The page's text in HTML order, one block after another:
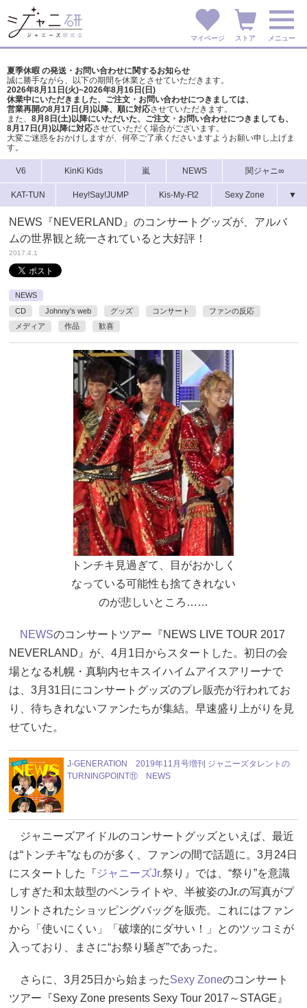
マイページ ストア メニュー
夏季休暇 の発送・お問い合わせに関するお知らせ
誠に勝手ながら、以下の期間を休業とさせていただきます。
2026年8月11日(火)~2026年8月16日(日)
休業中にいただきました、ご注文・お問い合わせにつきましては、
営業再開の8月17日(月)以降、順に対応させていただきます。
また、 8月8日(土)以降にいただいた、ご注文・ お問い合わせにつきましても、
8月17日(月)以降に対応させていただく場合がございます。
大変ご迷惑をおかけしますが、 何卒ご了承くださいますようお願い申し上げま
す。
V6 KinKi Kids 嵐 NEWS 関ジャニ∞
KAT-TUN Hey!Say!JUMP Kis-My-Ft2 Sexy Zone ▼
NEWS『NEVERLAND』のコンサートグッズが、アルバ
ムの世界観と統一されていると大好評！
2017.4.1
NEWS
CD
Johnny's web グッズ コンサート
ファンの反応
メディア
作品 歓喜
トンチキ見過ぎて、目がおかしく
なっている可能性も捨てきれない
のが悲しいところ……
NEWSのコンサートツアー『NEWS LIVE TOUR 2017
NEVERLAND』が、4月1日からスタートした。初日の会
場となる札幌・真駒内セキスイハイムアイスアリーナで
は、3月31日にコンサートグッズのプレ販売が行われてお
り、待ちきれないファンたちが集結。早速盛り上がりを見
せていた。
J-GENERATION 2019年11月号増刊 ジャニーズタレントの
TURNINGPOINT⑪ NEWS
ジャニーズアイドルのコンサートグッズといえば、最近
は“トンチキ”なものが多く、ファンの間で話題に。3月24日
にスタートした『ジャニーズJr.祭り』では、“祭り”を意識
しすぎた和太鼓型のペンライトや、半被姿のJr.の写真がプ
リントされたショッピングバッグを販売。これにはファン
から「使いにくい」「破壊的にダサい！」とのツッコミが
入っており、まさに“お祭り騒ぎ”であった。
さらに、3月25日から始まったSexy Zoneのコンサート
ツアー『Sexy Zone presents Sexy Tour 2017～STAGE』